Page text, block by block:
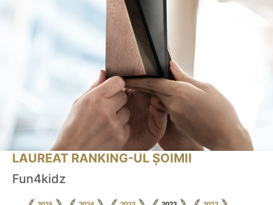
LAUREAT RANKING-UL ȘOIMII
Fun4kidz